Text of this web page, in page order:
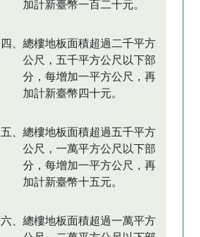
加計新臺幣一百二十元。
四、總樓地板面積超過二千平方
公尺，五千平方公尺以下部
分，每增加一平方公尺，再
加計新臺幣四十元。
五、總樓地板面積超過五千平方
公尺，一萬平方公尺以下部
分，每增加一平方公尺，再
加計新臺幣十五元。
六、總樓地板面積超過一萬平方